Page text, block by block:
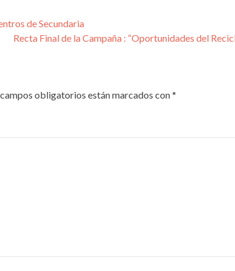
de Secundaria
Recta Final de la Campaña : “Oportunidades del
obligatorios están marcados con*